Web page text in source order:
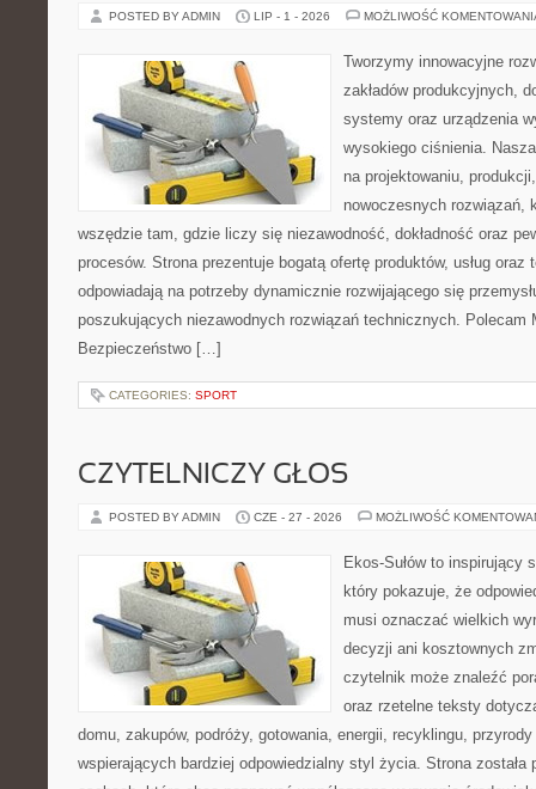
POSTED BY ADMIN LIP - 1 - 2026 MOŻLIWOŚĆ
Tworzymy innowacyjne
zakładów produkcyjnych,
systemy oraz urządzenia
wysokiego ciśnienia.
na projektowaniu,
nowoczesnych rozwiązań,
wszędzie tam, gdzie liczy się niezawodność, dokładność oraz
procesów. Strona prezentuje bogatą ofertę produktów, usług oraz
odpowiadają na potrzeby dynamicznie rozwijającego się
poszukujących niezawodnych rozwiązań technicznych. Polecam
Bezpieczeństwo […]
CATEGORIES: SPORT
CZYTELNICZY GŁOS
POSTED BY ADMIN CZE - 27 - 2026 MOŻLIWOŚĆ
Ekos-Sułów to inspirujący
który pokazuje, że
musi oznaczać wielkich
decyzji ani kosztownych
czytelnik może znaleźć
oraz rzetelne teksty
domu, zakupów, podróży, gotowania, energii, recyklingu,
wspierających bardziej odpowiedzialny styl życia. Strona została